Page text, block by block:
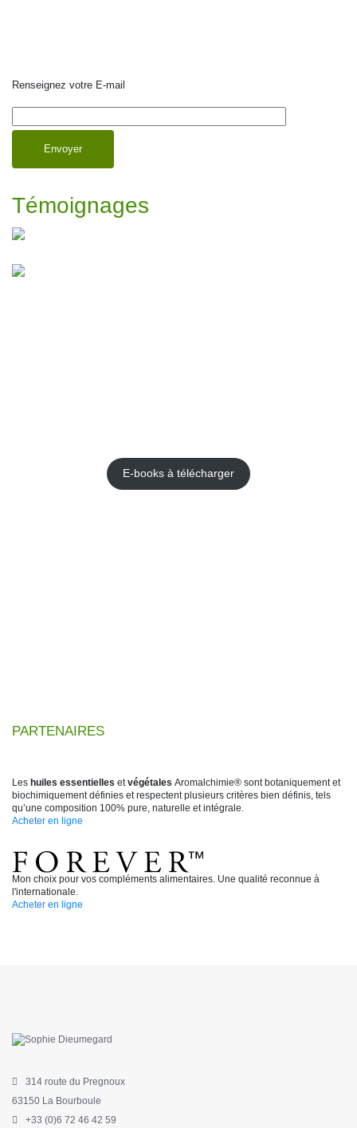
Renseignez votre E-mail
Témoignages
E-books à télécharger
PARTENAIRES
Les huiles essentielles etvégétales Aromalchimie® sont botaniquement et
biochimiquement définies et respectent plusieurs critères bien définis, tels
qu’une composition 100% pure, naturelle et intégrale.
Acheter en ligne
Mon choix pour vos compléments alimentaires. Une qualité reconnue à
l'internationale.
Acheter en ligne
314 route du Pregnoux
63150 La Bourboule
+33 (0)6 72 46 42 59